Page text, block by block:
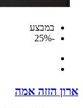
במבצע
-25%
ארון הזזה אמה